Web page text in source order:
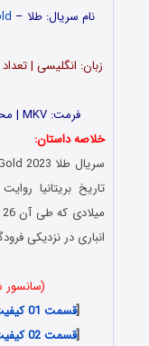
نام سریال: طلا –
فرمت: MKV | محصول شبکه BBC One | امتیاز: 7.5 از 10
خلاصه داستان:
انباری در نزدیکی
(سانسور
[قسمت 01 کیفیت 1080p
[قسمت 02 کیفیت 1080p